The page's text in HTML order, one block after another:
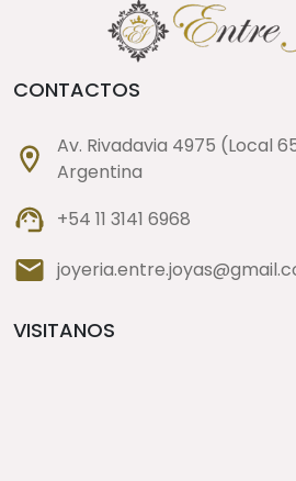
CONTACTOS
Av. Rivadavia 4975 (Local
Argentina
+54 11 3141 6968
VISITANOS